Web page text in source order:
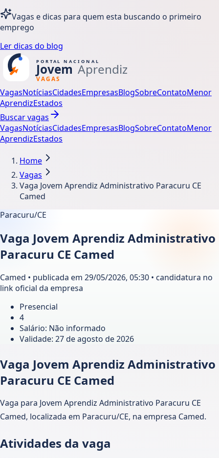
Vagas e dicas para quem esta buscando o primeiro
emprego
Ler dicas do blog
VagasNotíciasCidadesEmpresasBlogSobreContatoMenor
AprendizEstados
Buscar vagas
VagasNotíciasCidadesEmpresasBlogSobreContatoMenor
AprendizEstados
Home
Vagas
Vaga Jovem Aprendiz Administrativo Paracuru CE
Camed
Paracuru/CE
Vaga Jovem Aprendiz Administrativo
Paracuru CE Camed
Camed • publicada em 29/05/2026, 05:30 • candidatura no
link oficial da empresa
Presencial
4
Salário: Não informado
Validade: 27 de agosto de 2026
Vaga Jovem Aprendiz Administrativo
Paracuru CE Camed
Vaga para Jovem Aprendiz Administrativo Paracuru CE
Camed, localizada em Paracuru/CE, na empresa Camed.
Atividades da vaga